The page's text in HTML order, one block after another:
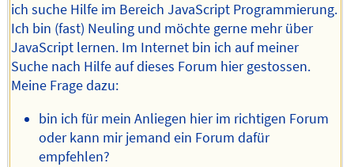
ich suche Hilfe im Bereich JavaScript Programmierung.
Ich bin (fast) Neuling und möchte gerne mehr über
JavaScript lernen. Im Internet bin ich auf meiner
Suche nach Hilfe auf dieses Forum hier gestossen.
Meine Frage dazu:
bin ich für mein Anliegen hier im richtigen Forum
oder kann mir jemand ein Forum dafür
empfehlen?